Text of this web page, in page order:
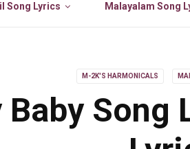
Song Lyrics Malayalam Song
M-2K'S HARMONICALS
Baby